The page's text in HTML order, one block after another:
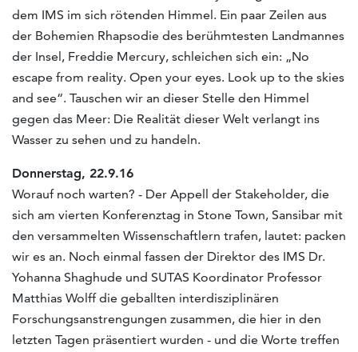
dem IMS im sich rötenden Himmel. Ein paar Zeilen aus
der Bohemien Rhapsodie des berühmtesten Landmannes
der Insel, Freddie Mercury, schleichen sich ein: „No
escape from reality. Open your eyes. Look up to the skies
and see“. Tauschen wir an dieser Stelle den Himmel
gegen das Meer: Die Realität dieser Welt verlangt ins
Wasser zu sehen und zu handeln.
Donnerstag, 22.9.16
Worauf noch warten? - Der Appell der Stakeholder, die
sich am vierten Konferenztag in Stone Town, Sansibar mit
den versammelten Wissenschaftlern trafen, lautet: packen
wir es an. Noch einmal fassen der Direktor des IMS Dr.
Yohanna Shaghude und SUTAS Koordinator Professor
Matthias Wolff die geballten interdisziplinären
Forschungsanstrengungen zusammen, die hier in den
letzten Tagen präsentiert wurden - und die Worte treffen